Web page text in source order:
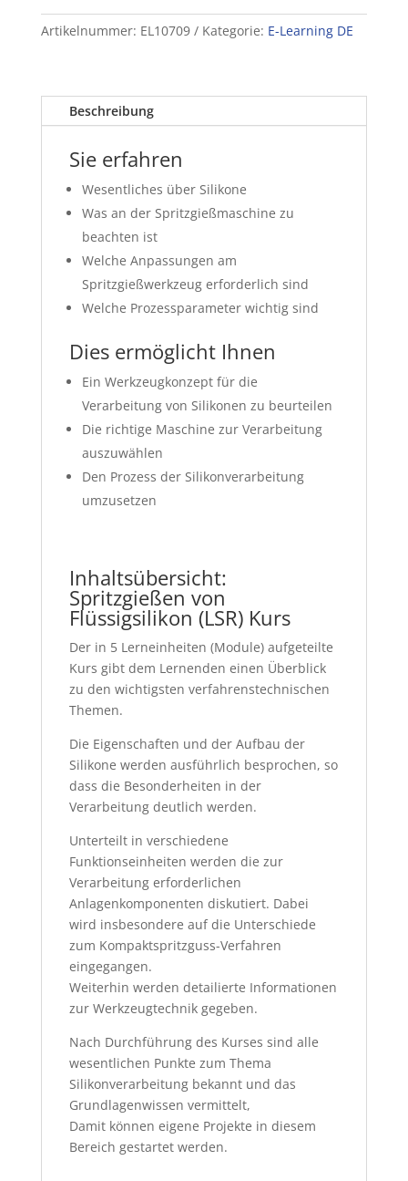
(LSR)
Artikelnummer: EL10709 Kategorie: E-Learning DE
Beschreibung
Sie erfahren
Wesentliches über Silikone
Was an der Spritzgießmaschine zu
beachten ist
Welche Anpassungen am
Spritzgießwerkzeug erforderlich sind
Welche Prozessparameter wichtig sind
Dies ermöglicht Ihnen
Ein Werkzeugkonzept für die
Verarbeitung von Silikonen zu beurteilen
Die richtige Maschine zur Verarbeitung
auszuwählen
Den Prozess der Silikonverarbeitung
umzusetzen
Inhaltsübersicht:
Spritzgießen von
Flüssigsilikon (LSR) Kurs
Der in 5 Lerneinheiten (Module) aufgeteilte
Kurs gibt dem Lernenden einen Überblick
zu den wichtigsten verfahrenstechnischen
Themen.
Die Eigenschaften und der Aufbau der
Silikone werden ausführlich besprochen, so
dass die Besonderheiten in der
Verarbeitung deutlich werden.
Unterteilt in verschiedene
Funktionseinheiten werden die zur
Verarbeitung erforderlichen
Anlagenkomponenten diskutiert. Dabei
wird insbesondere auf die Unterschiede
zum Kompaktspritzguss-Verfahren
eingegangen.
Weiterhin werden detailierte Informationen
zur Werkzeugtechnik gegeben.
Nach Durchführung des Kurses sind alle
wesentlichen Punkte zum Thema
Silikonverarbeitung bekannt und das
Grundlagenwissen vermittelt,
Damit können eigene Projekte in diesem
Bereich gestartet werden.